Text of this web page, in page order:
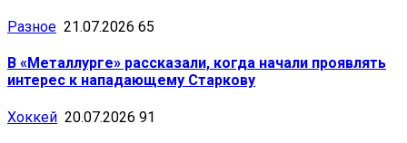
Разное 21.07.2026 65
В «Металлурге» рассказали, когда начали проявлять
интерес к нападающему Старкову
Хоккей 20.07.2026 91